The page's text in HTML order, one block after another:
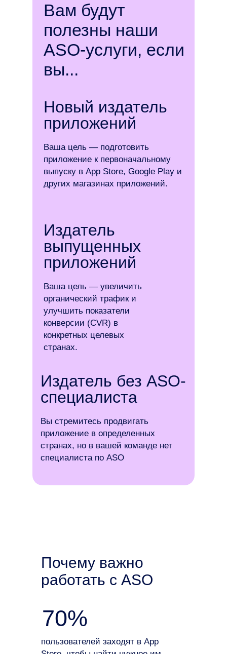
Издатель без ASO-
специалиста
Вы стремитесь продвигать
приложение в определенных
странах, но в вашей команде нет
специалиста по ASO
Издатель
выпущенных
приложений
Ваша цель — увеличить
органический трафик и
улучшить показатели
конверсии (CVR) в
конкретных целевых
странах.
Новый издатель
приложений
Ваша цель — подготовить
приложение к первоначальному
выпуску в App Store, Google Play и
других магазинах приложений.
Вам будут
полезны наши
ASO-услуги, если
вы...
70%
пользователей заходят в App
Почему важно
работать с ASO